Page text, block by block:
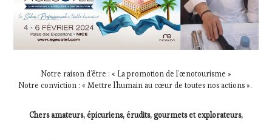
Notre raison d’être : « La promotion de l’œnotourisme »
Notre conviction : « Mettre l’humain au cœur de toutes nos actions ».
Chers amateurs, épicuriens, érudits, gourmets et explorateurs,